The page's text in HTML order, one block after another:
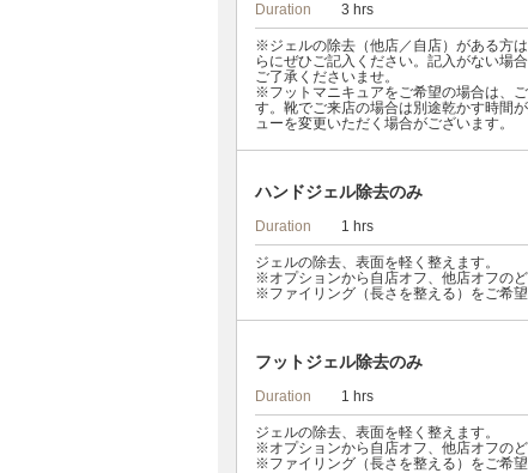
Duration
3 hrs
※ジェルの除去（他店／自店）がある方
らにぜひご記入ください。記入がない場
ご了承くださいませ。
※フットマニキュアをご希望の場合は、
す。靴でご来店の場合は別途乾かす時間
ューを変更いただく場合がございます。
ハンドジェル除去のみ
Duration 1 hrs
ジェルの除去、表面を軽く整えます。
※オプションから自店オフ、他店オフの
※ファイリング（長さを整える）をご希
フットジェル除去のみ
Duration 1 hrs
ジェルの除去、表面を軽く整えます。
※オプションから自店オフ、他店オフの
※ファイリング（長さを整える）をご希